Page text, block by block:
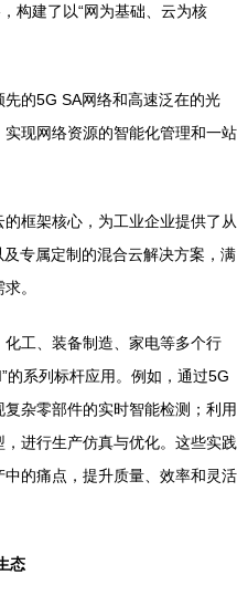
构建了以“网为基础、云为核
先的5G SA网络和高速泛在的光
现网络资源的智能化管理和一站
的框架核心，为工业企业提供了从
专属定制的混合云解决方案，满
。
化工、装备制造、家电等多个行
的系列标杆应用。例如，通过5G
杂零部件的实时智能检测；利用
进行生产仿真与优化。这些实践
的痛点，提升质量、效率和灵活
态